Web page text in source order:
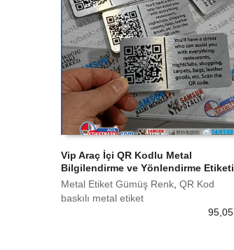
Vip Araç İçi QR Kodlu Metal
Bilgilendirme ve Yönlendirme Etiketi
Metal Etiket Gümüş Renk, QR Kod
baskılı metal etiket
95,05